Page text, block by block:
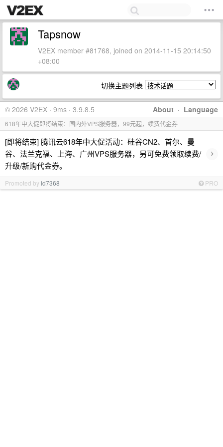
Tapsnow
V2EX member #81768, joined on 2014-11-15 20:14:50
+08:00
切换主题列表
About · Language
© 2026 V2EX · 9ms · 3.9.8.5
618年中大促即将结束：国内外VPS服务器，99元起，续费代金券
[即将结束] 腾讯云618年中大促活动：硅谷CN2、首尔、曼
谷、法兰克福、上海、广州VPS服务器，另可免费领取续费/
升级/新购代金券。
›
Promoted byid7368 PRO